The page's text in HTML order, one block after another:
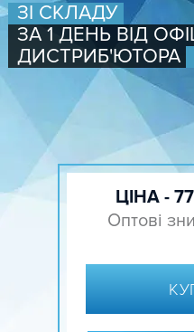
ЗІ СКЛАДУ
ЗА 1 ДЕНЬ ВІД
ДИСТРИБ'ЮТОРА
ЦІНА -
Оптові